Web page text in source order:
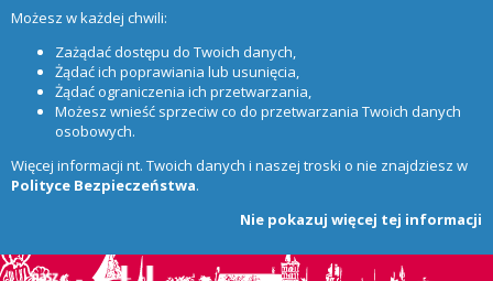
Możesz w każdej chwili:
Zażądać dostępu do Twoich danych,
Żądać ich poprawiania lub usunięcia,
Żądać ograniczenia ich przetwarzania,
Możesz wnieść sprzeciw co do przetwarzania Twoich danych
osobowych.
Więcej informacji nt. Twoich danych i naszej troski o nie znajdziesz w
Polityce Bezpieczeństwa.
Nie pokazuj więcej tej informacji